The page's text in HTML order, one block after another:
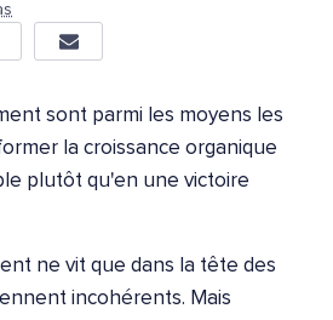
sont parmi les moyens les
la croissance organique
plutôt qu'en une victoire
ne vit que dans la tête des
incohérents. Mais